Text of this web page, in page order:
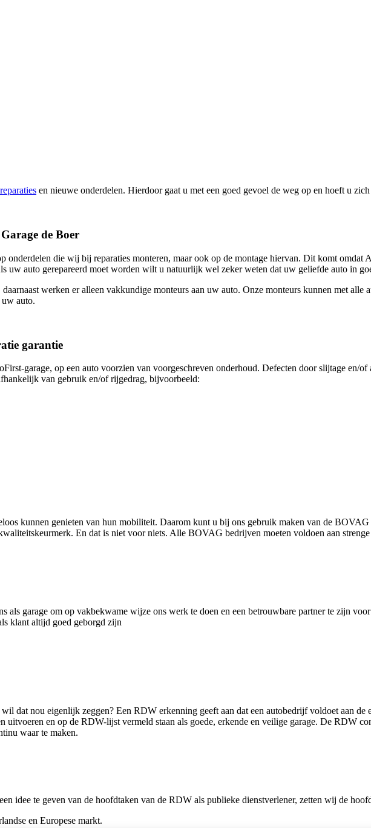
reparaties en nieuwe onderdelen. Hierdoor gaat u met een goed gevoel de weg op en hoeft u
de Boer
onderdelen die wij bij reparaties monteren, maar ook op de montage hiervan. Dit komt omdat
uw auto gerepareerd moet worden wilt u natuurlijk wel zeker weten dat uw geliefde auto in
werken er alleen vakkundige monteurs aan uw auto. Onze monteurs kunnen met alle
auto.
garantie
garage, op een auto voorzien van voorgeschreven onderhoud. Defecten door slijtage en/
van gebruik en/of rijgedrag, bijvoorbeeld:
kunnen genieten van hun mobiliteit. Daarom kunt u bij ons gebruik maken van de
En dat is niet voor niets. Alle BOVAG bedrijven moeten voldoen aan
garage om op vakbekwame wijze ons werk te doen en een betrouwbare partner te zijn
klant altijd goed geborgd zijn
dat nou eigenlijk zeggen? Een RDW erkenning geeft aan dat een autobedrijf voldoet aan
en op de RDW-lijst vermeld staan als goede, erkende en veilige garage. De RDW
waar te maken.
idee te geven van de hoofdtaken van de RDW als publieke dienstverlener, zetten wij de
en Europese markt.